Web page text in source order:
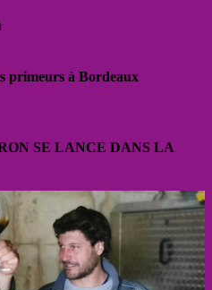
primeurs à Bordeaux
SE LANCE DANS LA